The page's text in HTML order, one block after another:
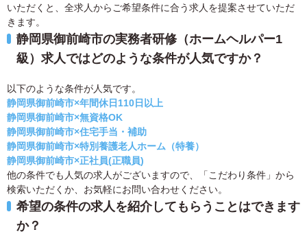
いただくと、全求人からご希望条件に合う求人を提案させていただ
きます。
静岡県御前崎市の実務者研修（ホームヘルパー1
級）求人ではどのような条件が人気ですか？
以下のような条件が人気です。
静岡県御前崎市×年間休日110日以上
静岡県御前崎市×無資格OK
静岡県御前崎市×住宅手当・補助
静岡県御前崎市×特別養護老人ホーム（特養）
静岡県御前崎市×正社員(正職員)
他の条件でも人気の求人がございますので、「こだわり条件」から
検索いただくか、お気軽にお問い合わせください。
希望の条件の求人を紹介してもらうことはできます
か？